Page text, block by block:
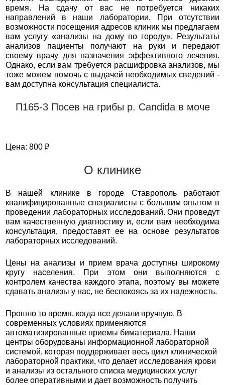
время. На сдачу от вас не потребуется никаких
направлений в наши лаборатории. При отсутствии
возможности посещения адресов клиник мы предлагаем
вам услугу «анализы на дому по городу». Результаты
анализов пациенты получают на руки и передают
своему врачу для назначения эффективного лечения.
Однако, если вам требуется расшифровка анализов, мы
тоже можем помочь с выдачей необходимых сведений -
вам доступна консультация специалиста.
П165-3 Посев на грибы р. Candida в моче
Цена: 800 ₽
О клинике
В нашей клинике в городе Ставрополь работают
квалифицированные специалисты с большим опытом в
проведении лабораторных исследований. Они проведут
вам качественную диагностику и, если вам необходима
консультация, предоставят ее на основе результатов
лабораторных исследований.
Цены на анализы и прием врача доступны широкому
кругу населения. При этом они выполняются с
контролем качества каждого этапа, поэтому вы можете
сдавать анализы у нас, не беспокоясь за их надежность.
Прошло то время, когда все делали вручную. В
современных условиях применяются
автоматизированные приемы биматериала. Наши
центры оборудованы информационной лабораторной
системой, которая поддерживает весь цикл клинической
лабораторной практики, что делает исследования крови
и анализы из остального списка медицинских услуг
более оперативными и дает возможность получить